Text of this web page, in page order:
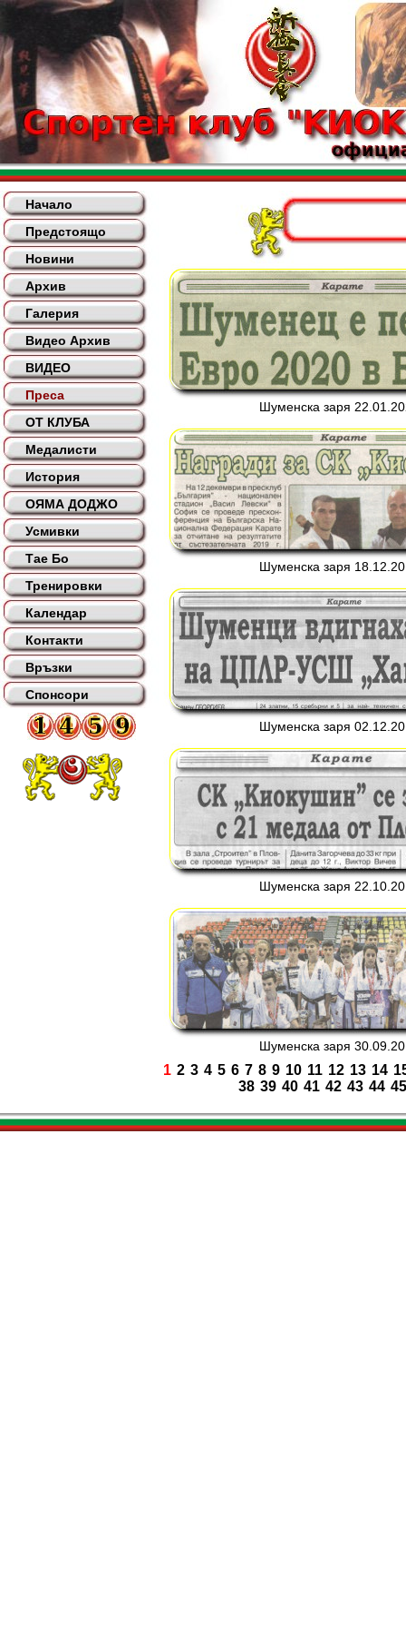
Начало
Предстоящо
Новини
Архив
Галерия
Видео Архив
ВИДЕО
Преса
ОТ КЛУБА
Медалисти
История
ОЯМА ДОДЖО
Усмивки
Тае Бо
Тренировки
Календар
Контакти
Връзки
Спонсори
Шуменска заря
Шуменска заря
Шуменска заря
Шуменска заря
Шуменска заря
1 2 3 4 5 6 7 8 9 10 11 12 13 14
38 39 40 41 42 43 44 45